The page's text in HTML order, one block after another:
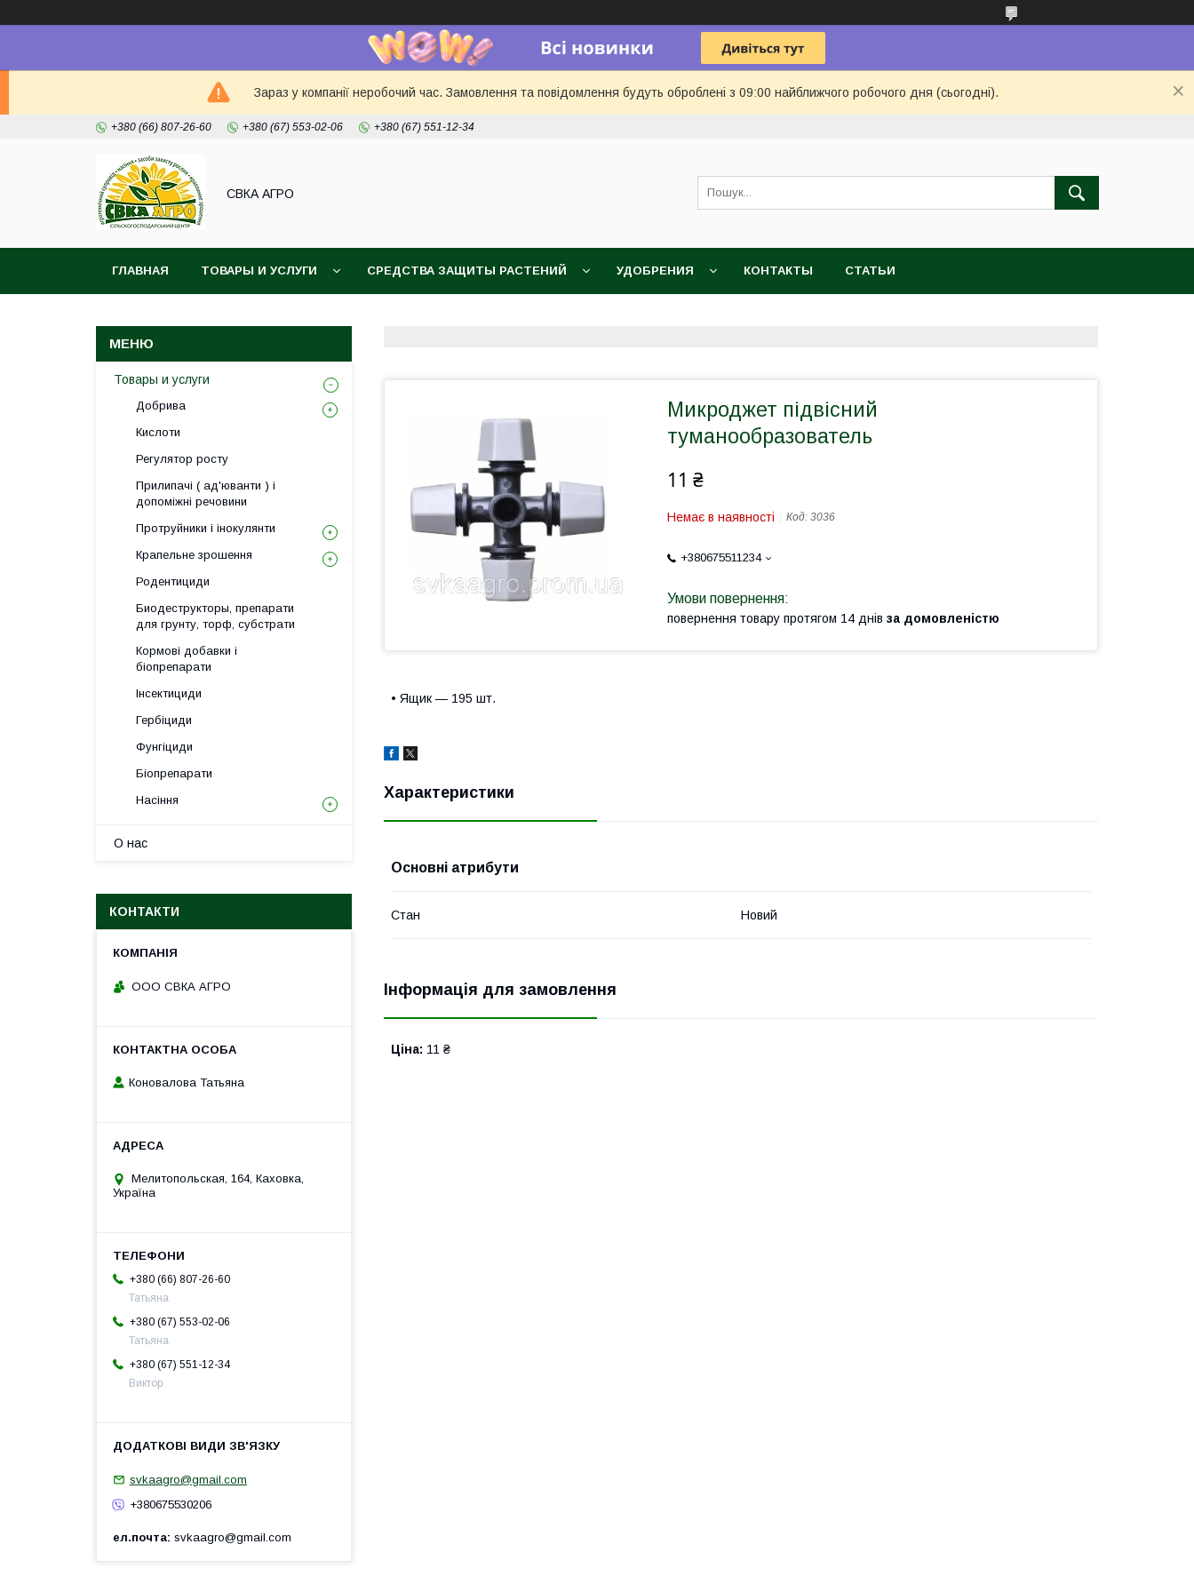
Зараз у компанії неробочий час. Замовлення та повідомлення будуть оброблені з 09:00 найближчого робочого дня (сьогодні).
+380 (66) 807-26-60 +380 (67) 553-02-06 +380 (67) 551-12-34
СВКА АГРО
ГЛАВНАЯ ТОВАРЫ И УСЛУГИ СРЕДСТВА ЗАЩИТЫ РАСТЕНИЙ УДОБРЕНИЯ КОНТАКТЫ СТАТЬИ
Микроджет підвісний
туманообразователь
11 ₴
Немає в наявності Код: 3036
+380675511234
повернення товару протягом 14 днів за домовленістю
• Ящик — 195 шт.
Характеристики
Основні атрибути
Стан Новий
Інформація для замовлення
Ціна: 11 ₴
Товары и услуги
Добрива
Кислоти
Регулятор росту
Прилипачі ( ад'юванти ) і
допоміжні речовини
Протруйники і інокулянти
Крапельне зрошення
Родентициди
Биодеструкторы, препарати
для грунту, торф, субстрати
Кормові добавки і
біопрепарати
Інсектициди
Гербіциди
Фунгіциди
Біопрепарати
Насіння
О нас
КОНТАКТИ
ООО СВКА АГРО
Коновалова Татьяна
Мелитопольская, 164, Каховка,
Україна
+380 (66) 807-26-60
Татьяна
+380 (67) 553-02-06
Татьяна
+380 (67) 551-12-34
Виктор
svkaagro@gmail.com
+380675530206
ел.почта svkaagro@gmail.com